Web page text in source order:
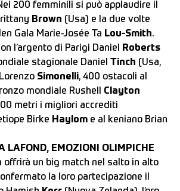
200 femminili si può applaudire il
Brown (Usa) e la due volte
Gala Marie-Josée Ta Lou-Smith.
l’argento di Parigi Daniel Roberts
stagionale Daniel Tinch (Usa,
Simonelli, 400 ostacoli al
mondiale Rushell Clayton
metri i migliori accrediti
Birke Haylom e al keniano Brian
LAFOND, EMOZIONI OLIMPICHE
offrirà un big match nel salto in alto
la loro partecipazione il